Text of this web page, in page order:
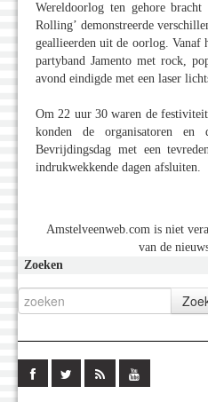
Wereldoorlog ten gehore
Rolling’ demonstreerde
geallieerden uit de oorlog. Vanaf
partyband Jamento met rock,
avond eindigde met een laser
Om 22 uur 30 waren de
konden de organisatoren en
Bevrijdingsdag met een
indrukwekkende dagen afsluiten.
Amstelveenweb.com is niet
van de
Zoeken